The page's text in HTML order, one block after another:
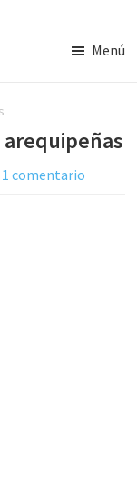
Menú
arequipeñas
1 comentario